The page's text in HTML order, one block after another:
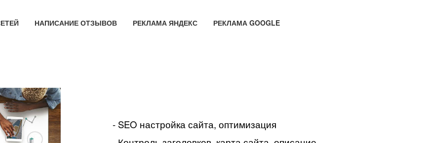
НАПИСАНИЕ ОТЗЫВОВ РЕКЛАМА ЯНДЕКС РЕКЛАМА GOOGLE
- SEO настройка сайта, оптимизация